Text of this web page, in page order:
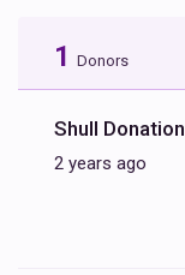
1 Donors
Shull Donation
2 years ago